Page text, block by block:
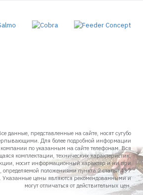
данные, представленные на сайте, носят сугубо
Для более подробной информации
по указанным на сайте телефонам. Вся
комплектации, технических характеристик,
носит информационный характер и ни при
определяемой положениями пункта 2 статьи 437
Указанные цены являются рекомендованными и
могут отличаться от действительных цен.